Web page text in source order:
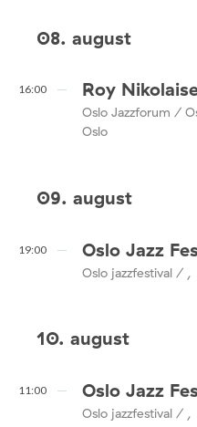
08. august
16:00 Roy
Oslo Jazzforum /
Oslo
09. august
19:00 Oslo Jazz
Oslo jazzfestival / ,
10. august
11:00 Oslo Jazz
Oslo jazzfestival / ,